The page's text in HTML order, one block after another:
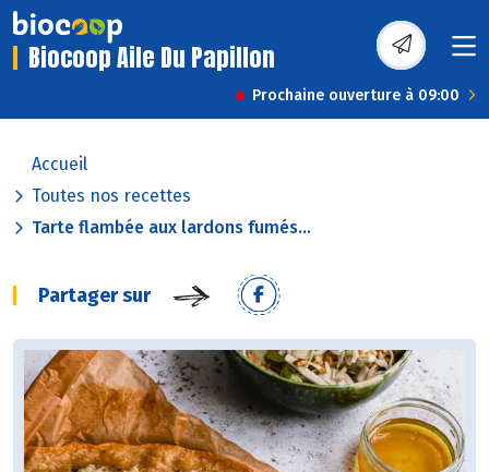
Biocoop Aile Du Papillon
Prochaine ouverture à 09:00
Accueil
Toutes nos recettes
Tarte flambée aux lardons fumés...
Partager sur